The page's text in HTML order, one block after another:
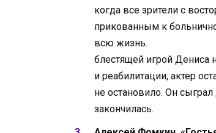
когда все зрители с
прикованным к
всю жизнь.
Мало кто
блестящей игрой Дениса
и реабилитации, актер
не остановило. Он
закончилась.